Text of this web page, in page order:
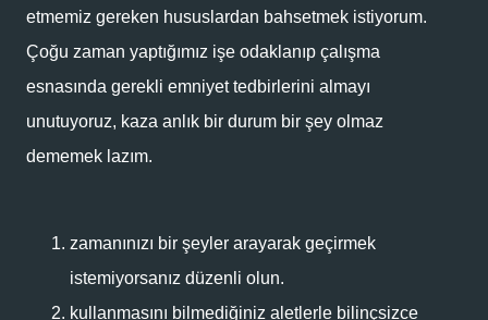
etmemiz gereken hususlardan bahsetmek istiyorum.
Çoğu zaman yaptığımız işe odaklanıp çalışma
esnasında gerekli emniyet tedbirlerini almayı
unutuyoruz, kaza anlık bir durum bir şey olmaz
dememek lazım.
zamanınızı bir şeyler arayarak geçirmek
istemiyorsanız düzenli olun.
kullanmasını bilmediğiniz aletlerle bilinçsizce